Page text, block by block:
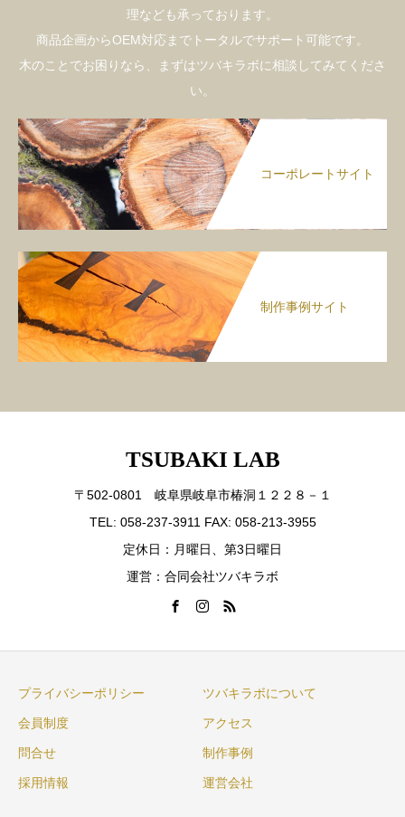
理なども承っております。
商品企画からOEM対応までトータルでサポート可能です。
木のことでお困りなら、まずはツバキラボに相談してみてくださ
い。
コーポレートサイト
制作事例サイト
TSUBAKI LAB
〒502-0801 岐阜県岐阜市椿洞１２２８－１
TEL: 058-237-3911 FAX: 058-213-3955
定休日：月曜日、第3日曜日
運営：合同会社ツバキラボ
プライバシーポリシー ツバキラボについて
会員制度 アクセス
問合せ 制作事例
採用情報 運営会社